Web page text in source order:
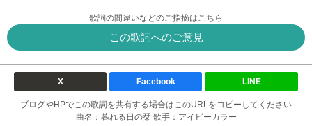
歌詞の間違いなどのご指摘はこちら
この歌詞へのご意見
X Facebook LINE
ブログやHPでこの歌詞を共有する場合はこのURLをコピーしてください
曲名：暮れる日の栞 歌手：アイビーカラー